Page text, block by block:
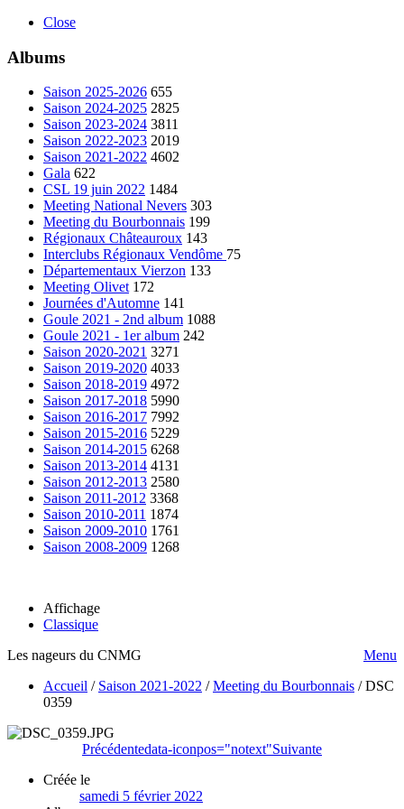
Close
Albums
Saison 2025-2026 655
Saison 2024-2025 2825
Saison 2023-2024 3811
Saison 2022-2023 2019
Saison 2021-2022 4602
Gala 622
CSL 19 juin 2022 1484
Meeting National Nevers 303
Meeting du Bourbonnais 199
Régionaux Châteauroux 143
Interclubs Régionaux Vendôme 75
Départementaux Vierzon 133
Meeting Olivet 172
Journées d'Automne 141
Goule 2021 - 2nd album 1088
Goule 2021 - 1er album 242
Saison 2020-2021 3271
Saison 2019-2020 4033
Saison 2018-2019 4972
Saison 2017-2018 5990
Saison 2016-2017 7992
Saison 2015-2016 5229
Saison 2014-2015 6268
Saison 2013-2014 4131
Saison 2012-2013 2580
Saison 2011-2012 3368
Saison 2010-2011 1874
Saison 2009-2010 1761
Saison 2008-2009 1268
Affichage
Classique
Les nageurs du CNMG
Menu
Accueil / Saison 2021-2022 /Meeting du Bourbonnais /DSC
0359
Précédentedata-iconpos="notext"Suivante
Créée le
samedi 5 février 2022